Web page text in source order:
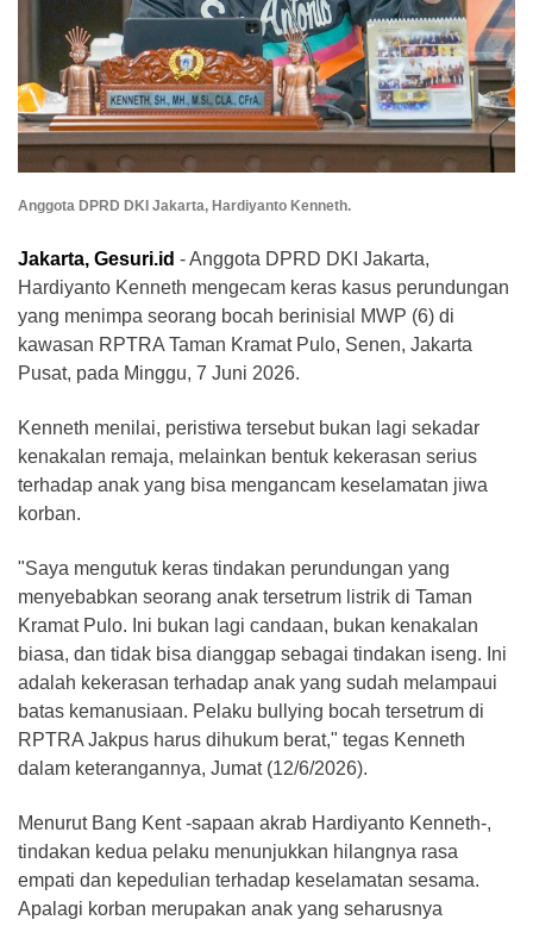
Anggota DPRD DKI Jakarta, Hardiyanto Kenneth.
Jakarta, Gesuri.id - Anggota DPRD DKI Jakarta,
Hardiyanto Kenneth mengecam keras kasus perundungan
yang menimpa seorang bocah berinisial MWP (6) di
kawasan RPTRA Taman Kramat Pulo, Senen, Jakarta
Pusat, pada Minggu, 7 Juni 2026.
Kenneth menilai, peristiwa tersebut bukan lagi sekadar
kenakalan remaja, melainkan bentuk kekerasan serius
terhadap anak yang bisa mengancam keselamatan jiwa
korban.
"Saya mengutuk keras tindakan perundungan yang
menyebabkan seorang anak tersetrum listrik di Taman
Kramat Pulo. Ini bukan lagi candaan, bukan kenakalan
biasa, dan tidak bisa dianggap sebagai tindakan iseng. Ini
adalah kekerasan terhadap anak yang sudah melampaui
batas kemanusiaan. Pelaku bullying bocah tersetrum di
RPTRA Jakpus harus dihukum berat," tegas Kenneth
dalam keterangannya, Jumat (12/6/2026).
Menurut Bang Kent -sapaan akrab Hardiyanto Kenneth-,
tindakan kedua pelaku menunjukkan hilangnya rasa
empati dan kepedulian terhadap keselamatan sesama.
Apalagi korban merupakan anak yang seharusnya